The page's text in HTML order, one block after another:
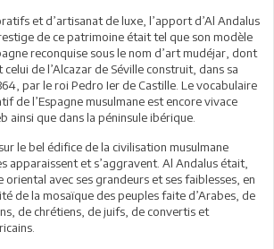
et d’artisanat de luxe, l’apport d’Al Andalus
de ce patrimoine était tel que son modèle
reconquise sous le nom d’art mudéjar, dont
de l’Alcazar de Séville construit, dans sa
par le roi Pedro Ier de Castille. Le vocabulaire
de l’Espagne musulmane est encore vivace
ainsi que dans la péninsule ibérique.
le bel édifice de la civilisation musulmane
apparaissent et s’aggravent. Al Andalus était,
avec ses grandeurs et ses faiblesses, en
de la mosaïque des peuples faite d’Arabes, de
de chrétiens, de juifs, de convertis et